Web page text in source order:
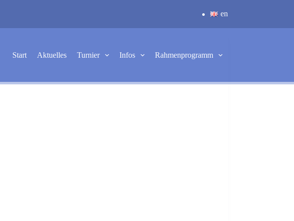
en
Start Aktuelles Turnier Infos Rahmenprogramm